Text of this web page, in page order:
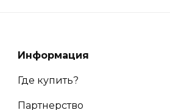
Информация
Где купить?
Партнерство